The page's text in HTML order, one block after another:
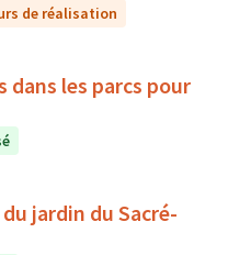
de réalisation
dans les parcs pour
jardin du Sacré-